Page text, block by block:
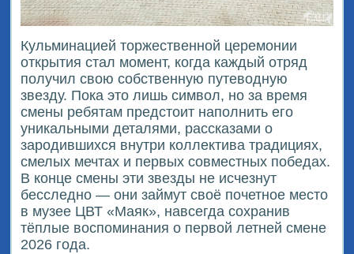
Кульминацией торжественной церемонии
открытия стал момент, когда каждый отряд
получил свою собственную путеводную
звезду. Пока это лишь символ, но за время
смены ребятам предстоит наполнить его
уникальными деталями, рассказами о
зародившихся внутри коллектива традициях,
смелых мечтах и первых совместных победах.
В конце смены эти звезды не исчезнут
бесследно — они займут своё почетное место
в музее ЦВТ «Маяк», навсегда сохранив
тёплые воспоминания о первой летней смене
2026 года.